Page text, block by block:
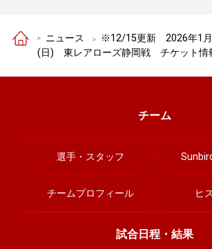
ニュース
※12/15更新 2026年1月
(日) 東レアローズ静岡戦 チケット情
チーム
選手・スタッフ
チームプロフィール ヒ
試合日程・結果